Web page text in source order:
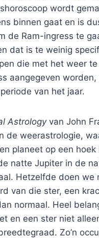
wordt
binnen gaat en is
de Ram-ingress te
dat is te weinig
die met het weer
aangegeven
van het jaar.
Astrology van John
de weerastrologie,
planeet op een
natte Jupiter in de
Hetzelfde doen
van die ster, een
normaal. Heel
en een ster niet
Zo’n